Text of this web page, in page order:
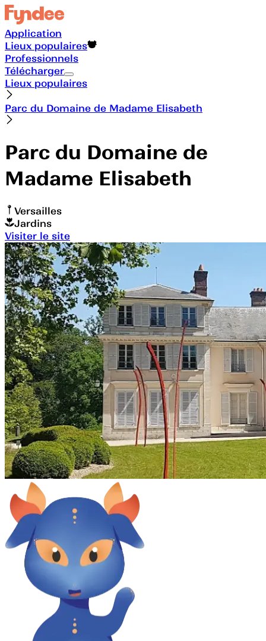
Application
Lieux populaires
Professionnels
Télécharger
Lieux populaires
Parc du Domaine de Madame Elisabeth
Parc du Domaine de
Madame Elisabeth
Versailles
Jardins
Visiter le site